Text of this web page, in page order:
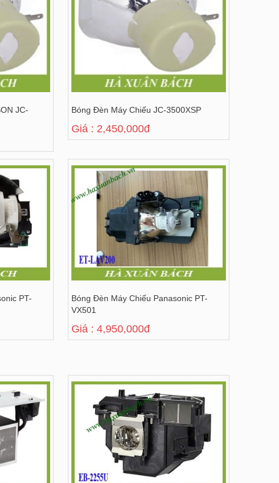
JC-
Bóng Đèn Máy Chiếu JC-3500XSP
Giá : 2,450,000đ
PT-
Bóng Đèn Máy Chiếu Panasonic PT-
VX501
Giá : 4,950,000đ